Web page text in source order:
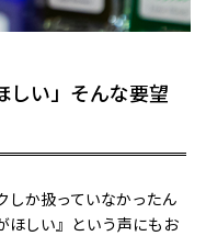
しい」そんな要望
しか扱っていなかったん
ほしい』という声にもお